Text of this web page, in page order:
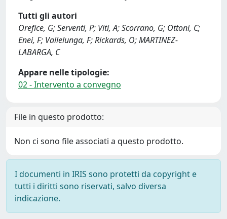
Tutti gli autori
Orefice, G; Serventi, P; Viti, A; Scorrano, G; Ottoni, C;
Enei, F; Vallelunga, F; Rickards, O; MARTINEZ-
LABARGA, C
Appare nelle tipologie:
02 - Intervento a convegno
File in questo prodotto:
Non ci sono file associati a questo prodotto.
I documenti in IRIS sono protetti da copyright e
tutti i diritti sono riservati, salvo diversa
indicazione.